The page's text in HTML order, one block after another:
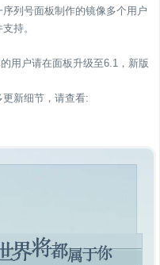
列号面板制作的镜像多个用户
持。
用户请在面板升级至6.1，新版
新细节，请查看: